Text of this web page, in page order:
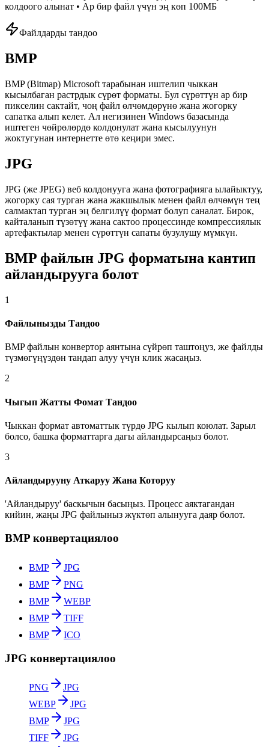
колдоого алынат • Ар бир файл үчүн эң көп 100МБ
Файлдарды тандоо
BMP
BMP (Bitmap) Microsoft тарабынан иштелип чыккан
кысылбаган растрдык сүрөт форматы. Бул сүрөттүн ар бир
пикселин сактайт, чоң файл өлчөмдөрүнө жана жогорку
сапатка алып келет. Ал негизинен Windows базасында
иштеген чөйрөлөрдө колдонулат жана кысылуунун
жоктугунан интернетте өтө кеңири эмес.
JPG
JPG (же JPEG) веб колдонууга жана фотографияга ылайыктуу,
жогорку сая турган жана жакшылык менен файл өлчөмүн тең
салмактап турган эң белгилүү формат болуп саналат. Бирок,
кайталанып түзөтүү жана сактоо процессинде компрессиялык
артефактылар менен сүрөттүн сапаты бузулушу мүмкүн.
BMP файлын JPG форматына кантип
айландырууга болот
1
Файлынызды Тандоо
BMP файлын конвертор аянтына сүйрөп таштоңуз, же файлды
түзмөгүңүздөн тандап алуу үчүн клик жасаңыз.
2
Чыгып Жатты Фомат Тандоо
Чыккан формат автоматтык түрдө JPG кылып коюлат. Зарыл
болсо, башка форматтарга дагы айландырсаңыз болот.
3
Айландырууну Аткаруу Жана Которуу
'Айландыруу' баскычын басыңыз. Процесс аяктагандан
кийин, жаңы JPG файлыныз жүктөп алынууга даяр болот.
BMP конвертациялоо
BMP
JPG
BMP
PNG
BMP
WEBP
BMP
TIFF
BMP
ICO
JPG конвертациялоо
PNG
JPG
WEBP
JPG
BMP
JPG
TIFF
JPG